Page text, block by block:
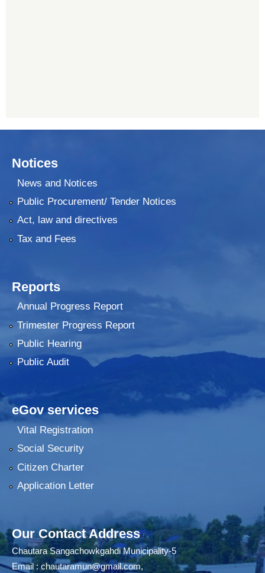
Notices
News and Notices
Public Procurement/ Tender Notices
Act, law and directives
Tax and Fees
Reports
Annual Progress Report
Trimester Progress Report
Public Hearing
Public Audit
eGov services
Vital Registration
Social Security
Citizen Charter
Application Letter
Our Contact Address
Chautara Sangachowkgahdi Municipality-5
Email :chautaramun@gmail.com,